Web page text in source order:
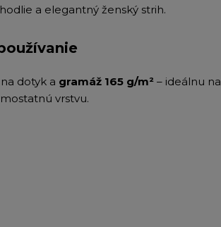
a elegantný ženský strih.
dotyk a gramáž 165 g/m² – ideálnu na
vrstvu.